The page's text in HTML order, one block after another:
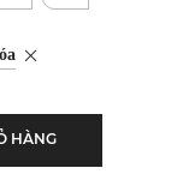
HÀNG